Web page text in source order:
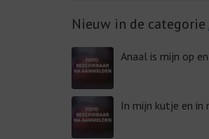
Nieuw in de categorie
Anaal is mijn op
In mijn kutje en in